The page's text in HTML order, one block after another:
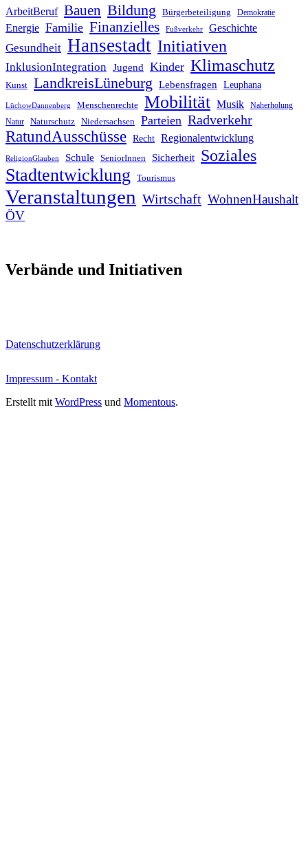
ArbeitBeruf Bauen Bildung Bürgerbeteiligung Demokratie
Energie Familie Finanzielles Fußverkehr
Geschichte
Gesundheit Hansestadt Initiativen
InklusionIntegration Jugend Kinder Klimaschutz
Kunst LandkreisLüneburg Lebensfragen Leuphana
LüchowDannenberg Menschenrechte Mobilität Musik Naherholung
Natur Naturschutz Niedersachsen Parteien Radverkehr
RatundAusschüsse Recht Regionalentwicklung
ReligionGlauben Schule SeniorInnen Sicherheit Soziales
Stadtentwicklung Tourismus
Veranstaltungen Wirtschaft WohnenHaushalt
ÖV
Verbände und Initiativen
Datenschutzerklärung
Impressum - Kontakt
Erstellt mit WordPress und Momentous.